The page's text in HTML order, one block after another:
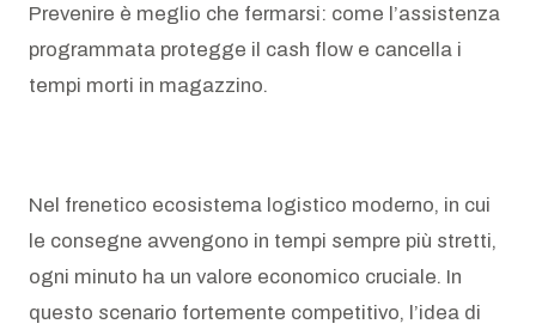
Lavora con noi
Prevenire è meglio che fermarsi: come l’assistenza
programmata protegge il cash flow e cancella i
tempi morti in magazzino.
Nel frenetico ecosistema logistico moderno, in cui
le consegne avvengono in tempi sempre più stretti,
ogni minuto ha un valore economico cruciale. In
questo scenario fortemente competitivo, l’idea di